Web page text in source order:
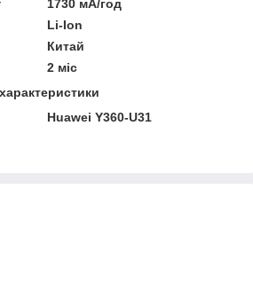
1730 мА/год
Li-Ion
Китай
2 міс
Huawei Y360-U31